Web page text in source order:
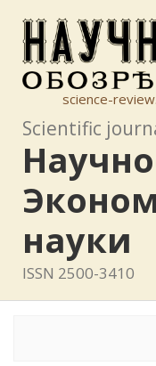
science-
Scientific
науки
ISSN 2500-3410